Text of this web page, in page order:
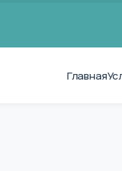
Главная